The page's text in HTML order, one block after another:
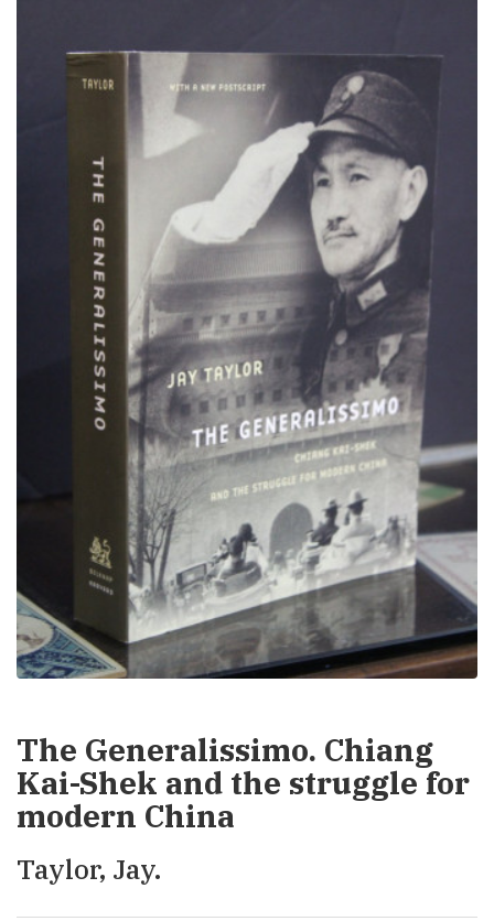
The Generalissimo. Chiang
Kai-Shek and the struggle for
modern China
Taylor, Jay.